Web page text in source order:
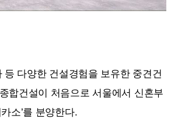
등 다양한 건설경험을 보유한 중견건
합건설이 처음으로 서울에서 신혼부
소’를 분양한다.